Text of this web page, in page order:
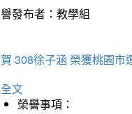
發布者：教學組
308徐子涵 榮獲桃園市
文
榮譽事項：